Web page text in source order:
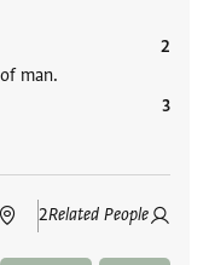
man.
Related People
2